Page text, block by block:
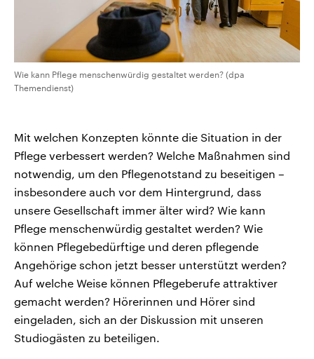
Wie kann Pflege menschenwürdig gestaltet werden? (dpa
Themendienst)
Mit welchen Konzepten könnte die Situation in der
Pflege verbessert werden? Welche Maßnahmen sind
notwendig, um den Pflegenotstand zu beseitigen –
insbesondere auch vor dem Hintergrund, dass
unsere Gesellschaft immer älter wird? Wie kann
Pflege menschenwürdig gestaltet werden? Wie
können Pflegebedürftige und deren pflegende
Angehörige schon jetzt besser unterstützt werden?
Auf welche Weise können Pflegeberufe attraktiver
gemacht werden? Hörerinnen und Hörer sind
eingeladen, sich an der Diskussion mit unseren
Studiogästen zu beteiligen.